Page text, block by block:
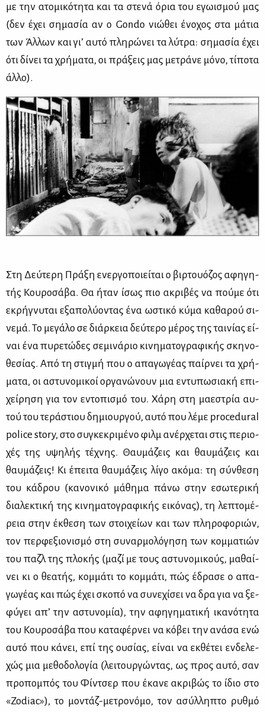
με την ατο­μι­κό­τη­τα και τα στε­νά όρια του εγω­ι­σμού μας
(δεν έχει ση­μα­σία αν ο Gondo νιώ­θει ένο­χος στα μά­τια
των Άλ­λων και γι’ αυ­τό πλη­ρώ­νει τα λύ­τρα: ση­μα­σία έχει
ότι δί­νει τα χρή­μα­τα, οι πρά­ξεις μας με­τρά­νε μό­νο, τί­πο­τα
άλ­λο).
Στη Δεύ­τε­ρη Πρά­ξη ενερ­γο­ποιεί­ται ο βιρ­τουό­ζος αφη­γη­
τής Κου­ρο­σά­βα. Θα ήταν ίσως πιο ακρι­βές να πού­με ότι
εκρή­γνυ­ται εξα­πο­λύ­ο­ντας ένα ωστι­κό κύ­μα κα­θα­ρού σι­
νε­μά. Το με­γά­λο σε διάρ­κεια δεύ­τε­ρο μέ­ρος της ται­νί­ας εί­
ναι ένα πυ­ρε­τώ­δες σε­μι­νά­ριο κι­νη­μα­το­γρα­φι­κής σκη­νο­
θε­σί­ας. Από τη στιγ­μή που ο απα­γω­γέ­ας παίρ­νει τα χρή­
μα­τα, οι αστυ­νο­μι­κοί ορ­γα­νώ­νουν μια εντυ­πω­σια­κή επι­
χεί­ρη­ση για τον εντο­πι­σμό του. Χά­ρη στη μα­ε­στρία αυ­
τού του τε­ρά­στιου δη­μιουρ­γού, αυ­τό που λέ­με procedural
police story, στο συ­γκε­κρι­μέ­νο φιλμ ανέρ­χε­ται στις πε­ριο­
χές της υψη­λής τέ­χνης. Θαυ­μά­ζεις και θαυ­μά­ζεις και
θαυ­μά­ζεις! Κι έπει­τα θαυ­μά­ζεις λί­γο ακό­μα: τη σύν­θε­ση
του κά­δρου (κα­νο­νι­κό μά­θη­μα πά­νω στην εσω­τε­ρι­κή
δια­λε­κτι­κή της κι­νη­μα­το­γρα­φι­κής ει­κό­νας), τη λε­πτο­μέ­
ρεια στην έκ­θε­ση των στοι­χεί­ων και των πλη­ρο­φο­ριών,
τον περ­φε­ξιο­νι­σμό στη συ­ναρ­μο­λό­γη­ση των κομ­μα­τιών
του παζλ της πλο­κής (μα­ζί με τους αστυ­νο­μι­κούς, μα­θαί­
νει κι ο θε­α­τής, κομ­μά­τι το κομ­μά­τι, πώς έδρα­σε ο απα­
γω­γέ­ας και πώς έχει σκο­πό να συ­νε­χί­σει να δρα για να ξε­
φύ­γει απ’ την αστυ­νο­μία), την αφη­γη­μα­τι­κή ικα­νό­τη­τα
του Κου­ρο­σά­βα που κα­τα­φέρ­νει να κό­βει την ανά­σα ενώ
αυ­τό που κά­νει, επί της ου­σί­ας, εί­ναι να εκ­θέ­τει εν­δε­λε­
χώς μια με­θο­δο­λο­γία (λει­τουρ­γώ­ντας, ως προς αυ­τό, σαν
προ­πο­μπός του Φίν­τσερ που έκα­νε ακρι­βώς το ίδιο στο
«Ζο­diac»), το μο­ντάζ-με­τρο­νό­μο, τον ασύλ­λη­πτο ρυθ­μό